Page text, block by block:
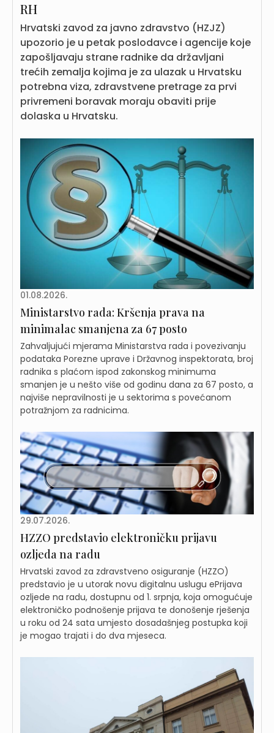
RH
Hrvatski zavod za javno zdravstvo (HZJZ)
upozorio je u petak poslodavce i agencije koje
zapošljavaju strane radnike da državljani
trećih zemalja kojima je za ulazak u Hrvatsku
potrebna viza, zdravstvene pretrage za prvi
privremeni boravak moraju obaviti prije
dolaska u Hrvatsku.
01.08.2026.
Ministarstvo rada: Kršenja prava na
minimalac smanjena za 67 posto
Zahvaljujući mjerama Ministarstva rada i povezivanju
podataka Porezne uprave i Državnog inspektorata, broj
radnika s plaćom ispod zakonskog minimuma
smanjen je u nešto više od godinu dana za 67 posto, a
najviše nepravilnosti je u sektorima s povećanom
potražnjom za radnicima.
29.07.2026.
HZZO predstavio elektroničku prijavu
ozljeda na radu
Hrvatski zavod za zdravstveno osiguranje (HZZO)
predstavio je u utorak novu digitalnu uslugu ePrijava
ozljede na radu, dostupnu od 1. srpnja, koja omogućuje
elektroničko podnošenje prijava te donošenje rješenja
u roku od 24 sata umjesto dosadašnjeg postupka koji
je mogao trajati i do dva mjeseca.